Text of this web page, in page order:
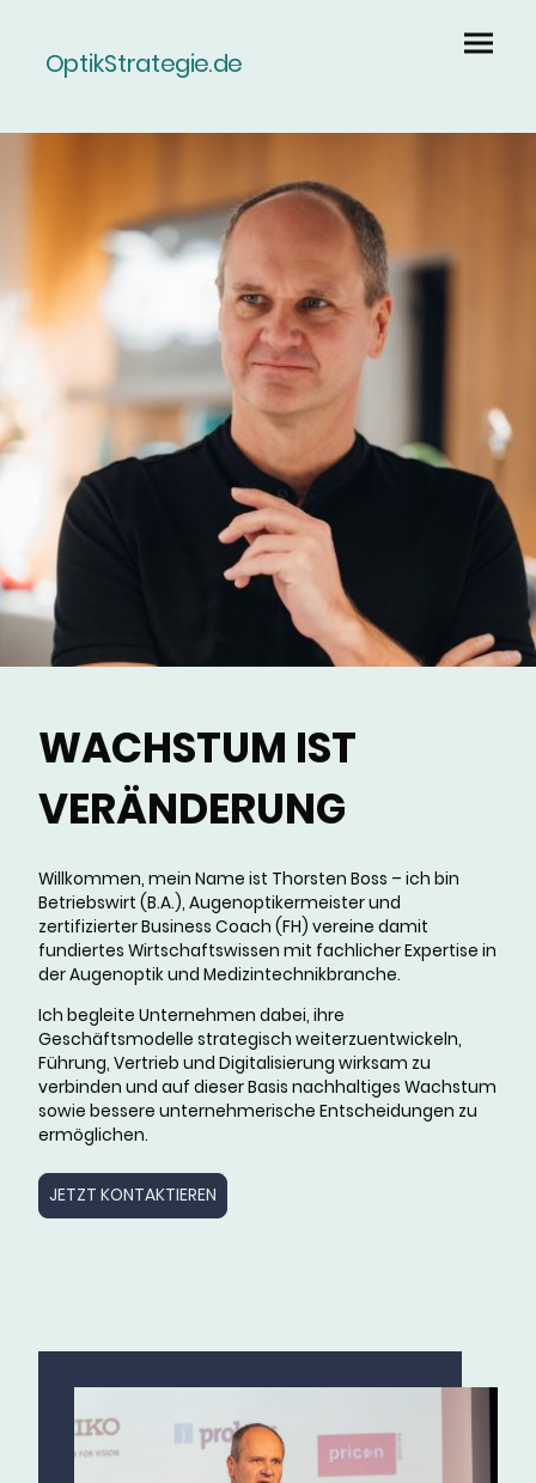
OptikStrategie.de
WACHSTUM IST
VERÄNDERUNG
Willkommen, mein Name ist Thorsten Boss – ich bin
Betriebswirt (B.A.), Augenoptikermeister und
zertifizierter Business Coach (FH) vereine damit
fundiertes Wirtschaftswissen mit fachlicher Expertise in
der Augenoptik und Medizintechnikbranche.
Ich begleite Unternehmen dabei, ihre
Geschäftsmodelle strategisch weiterzuentwickeln,
Führung, Vertrieb und Digitalisierung wirksam zu
verbinden und auf dieser Basis nachhaltiges Wachstum
sowie bessere unternehmerische Entscheidungen zu
ermöglichen.
JETZT KONTAKTIEREN